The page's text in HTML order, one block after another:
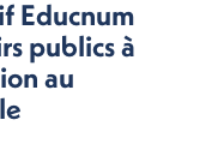
Educnum
publics à
au